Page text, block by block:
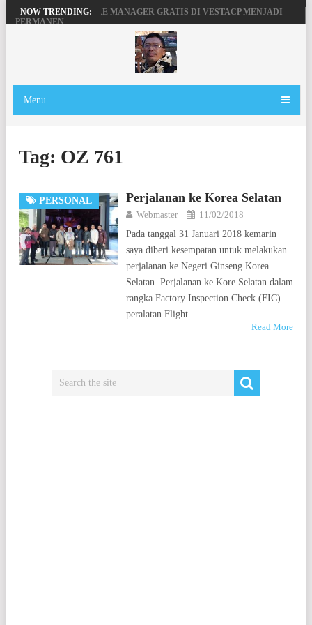
NOW TRENDING:
MENGAKTIFKAN FILE MANAGER GRATIS DI VESTACP MENJADI
PERMANEN
PENGERTIAN DOMAIN, SERVER DAN HOSTING
BEKERJA, BERMAIN DENGAN LAPTOP HP PAVILION X360
Menu
Tag: OZ 761
PERSONAL Perjalanan ke Korea Selatan
Webmaster
11/02/2018
Pada tanggal 31 Januari 2018 kemarin
saya diberi kesempatan untuk melakukan
perjalanan ke Negeri Ginseng Korea
Selatan. Perjalanan ke Kore Selatan dalam
rangka Factory Inspection Check (FIC)
peralatan Flight …
Read More